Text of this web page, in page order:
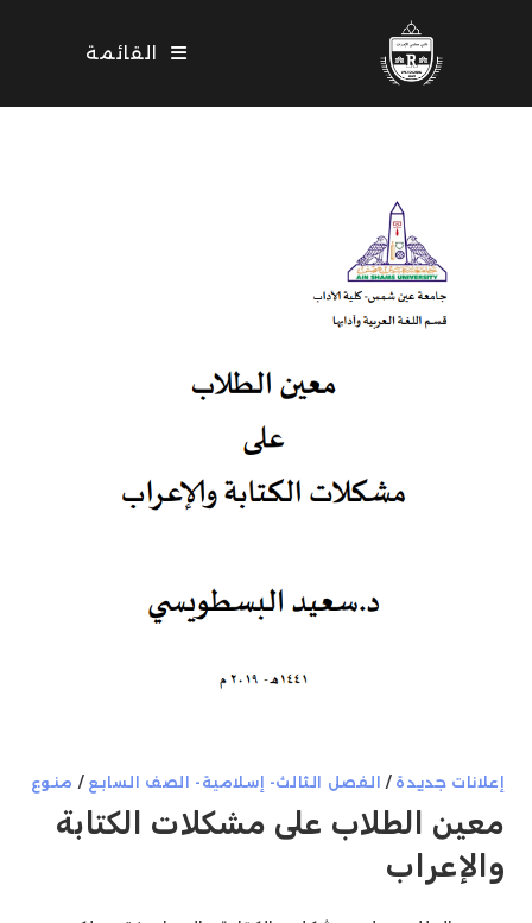
القائمة
إعلانات جديدة / الفصل الثالث- إسلامية- الصف السابع / منوع
معين الطلاب على مشكلات الكتابة
والإعراب